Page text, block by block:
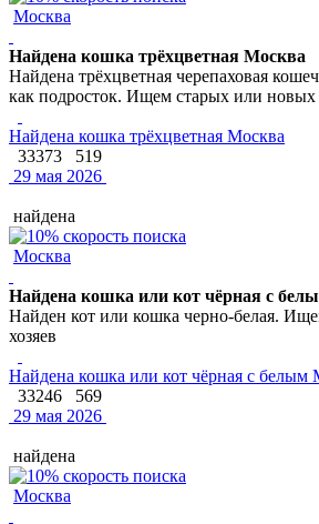
Москва
Найдена кошка трёхцветная Москва
Найдена трёхцветная черепаховая
как подросток. Ищем старых или новых
Найдена кошка трёхцветная Москва
33373
519
29 мая 2026
найдена
Москва
Найдена кошка или кот чёрная с
Найден кот или кошка черно-белая.
хозяев
Найдена кошка или кот чёрная с белым
33246
569
29 мая 2026
найдена
Москва